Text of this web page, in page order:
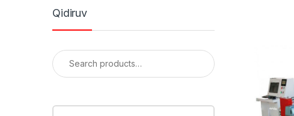
Qidiruv
Search for: